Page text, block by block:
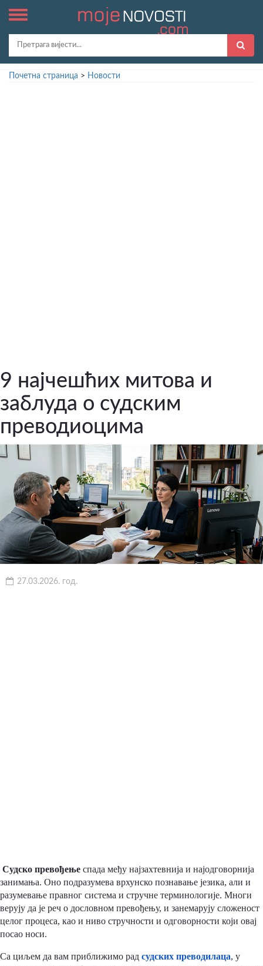
Почетна страница > Новости
9 најчешћих митова и
заблуда о судским
преводиоцима
27.03.2026. год.
Судско превођење спада међу најзахтевнија и најодговорнија
занимања. Оно подразумева врхунско познавање језика, али и
разумевање правног система и стручне терминологије. Многи
верују да је реч о дословном превођењу, и занемарују сложеност
целог процеса, као и ниво стручности и одговорности који овај
посао носи.
Са циљем да вам приближимо рад судских преводилаца, у